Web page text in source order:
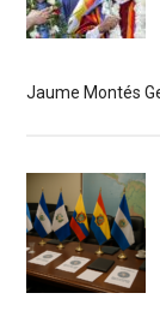
Jaume Montés